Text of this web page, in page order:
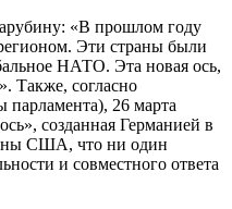
«В прошлом году
Эти страны были
НАТО. Эта новая ось,
Также, согласно
парламента), 26 марта
созданная Германией в
США, что ни один
и совместного ответа